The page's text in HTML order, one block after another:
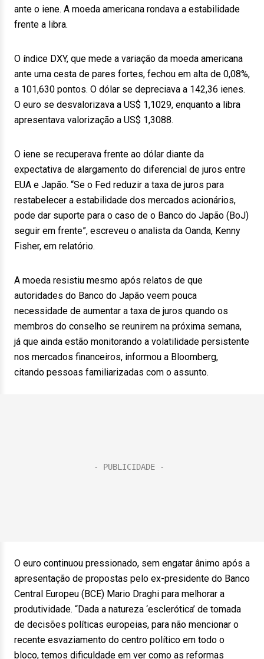
ante o iene. A moeda americana rondava a estabilidade
frente a libra.
O índice DXY, que mede a variação da moeda americana
ante uma cesta de pares fortes, fechou em alta de 0,08%,
a 101,630 pontos. O dólar se depreciava a 142,36 ienes.
O euro se desvalorizava a US$ 1,1029, enquanto a libra
apresentava valorização a US$ 1,3088.
O iene se recuperava frente ao dólar diante da
expectativa de alargamento do diferencial de juros entre
EUA e Japão. “Se o Fed reduzir a taxa de juros para
restabelecer a estabilidade dos mercados acionários,
pode dar suporte para o caso de o Banco do Japão (BoJ)
seguir em frente”, escreveu o analista da Oanda, Kenny
Fisher, em relatório.
A moeda resistiu mesmo após relatos de que
autoridades do Banco do Japão veem pouca
necessidade de aumentar a taxa de juros quando os
membros do conselho se reunirem na próxima semana,
já que ainda estão monitorando a volatilidade persistente
nos mercados financeiros, informou a Bloomberg,
citando pessoas familiarizadas com o assunto.
O euro continuou pressionado, sem engatar ânimo após a
apresentação de propostas pelo ex-presidente do Banco
Central Europeu (BCE) Mario Draghi para melhorar a
produtividade. “Dada a natureza ‘esclerótica’ de tomada
de decisões políticas europeias, para não mencionar o
recente esvaziamento do centro político em todo o
bloco, temos dificuldade em ver como as reformas